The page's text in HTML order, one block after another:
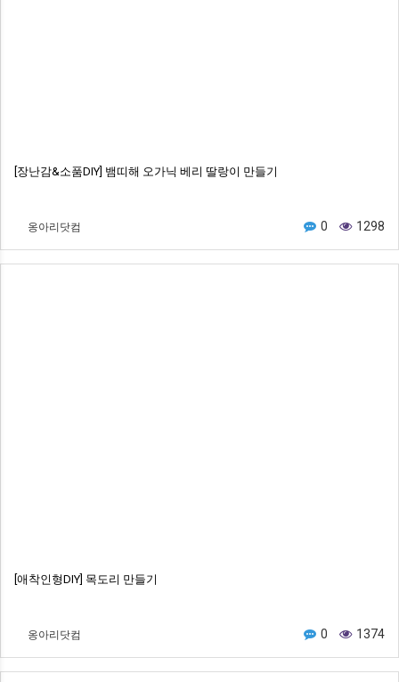
[장난감&소품DIY] 뱀띠해 오가닉 베리 딸랑이 만들기
옹아리닷컴 0 1298
[애착인형DIY] 목도리 만들기
옹아리닷컴 0 1374